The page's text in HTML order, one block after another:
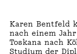
Karen Bentfeld
nach einem
Toskana nach
Studium der